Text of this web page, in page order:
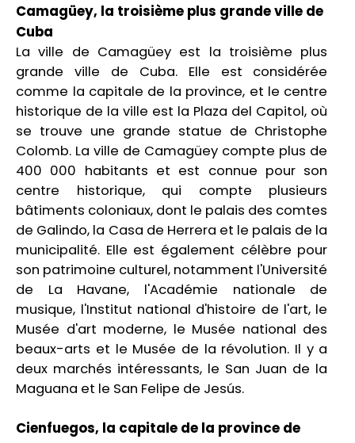
Camagüey, la troisième plus grande ville de
Cuba
La ville de Camagüey est la troisième plus
grande ville de Cuba. Elle est considérée
comme la capitale de la province, et le centre
historique de la ville est la Plaza del Capitol, où
se trouve une grande statue de Christophe
Colomb. La ville de Camagüey compte plus de
400 000 habitants et est connue pour son
centre historique, qui compte plusieurs
bâtiments coloniaux, dont le palais des comtes
de Galindo, la Casa de Herrera et le palais de la
municipalité. Elle est également célèbre pour
son patrimoine culturel, notamment l'Université
de La Havane, l'Académie nationale de
musique, l'Institut national d'histoire de l'art, le
Musée d'art moderne, le Musée national des
beaux-arts et le Musée de la révolution. Il y a
deux marchés intéressants, le San Juan de la
Maguana et le San Felipe de Jesús.
Cienfuegos, la capitale de la province de